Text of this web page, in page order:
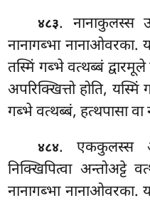
४८३. नानाकुलस्स
नानागब्भा नानाओवरका.
तस्मिं गब्भे वत्थब्बं
अपरिक्खित्तो होति, यस्मिं
गब्भे वत्थब्बं, हत्थपासा वा
४८४. एककुलस्स
निक्खिपित्वा अन्तोअट्टे
नानागब्भा नानाओवरका.